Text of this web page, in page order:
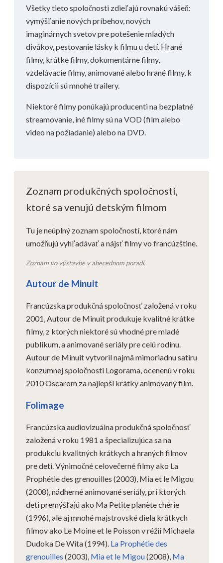
Všetky tieto spoločnosti zdieľajú rovnakú vášeň:
vymýšľanie nových príbehov, nových
imaginárnych svetov pre potešenie mladých
divákov, pestovanie lásky k filmu u detí. Hrané
filmy, krátke filmy, dokumentárne filmy,
vzdelávacie filmy, animované alebo hrané filmy, k
dispozícii sú mnohé trailery.
Niektoré filmy ponúkajú producenti na bezplatné
streamovanie, iné filmy sú na VOD (film alebo
video na požiadanie) alebo na DVD.
Zoznam produkčných spoločností,
ktoré sa venujú detským filmom
Tu je neúplný zoznam spoločností, ktoré nám
umožňujú vyhľadávať a nájsť filmy vo francúzštine.
Zoznam vo výstavbe v abecednom poradí.
Autour de Minuit
Francúzska produkčná spoločnosť založená v roku
2001, Autour de Minuit produkuje kvalitné krátke
filmy, z ktorých niektoré sú vhodné pre mladé
publikum, a animované seriály pre celú rodinu.
Autour de Minuit vytvoril najmä mimoriadnu satiru
konzumnej spoločnosti Logorama, ocenenú v roku
2010 Oscarom za najlepší krátky animovaný film.
Folimage
Francúzska audiovizuálna produkčná spoločnosť
založená v roku 1981 a špecializujúca sa na
produkciu kvalitných krátkych a hraných filmov
pre deti. Výnimočné celovečerné filmy ako La
Prophétie des grenouilles (2003), Mia et le Migou
(2008), nádherné animované seriály, pri ktorých
deti premýšľajú ako Ma Petite planète chérie
(1996), ale aj mnohé majstrovské diela krátkych
filmov ako Le Moine et le Poisson v réžii Michaela
Dudoka De Wita (1994). La Prophétie des
grenouilles (2003), Mia et le Migou(2008), Ma